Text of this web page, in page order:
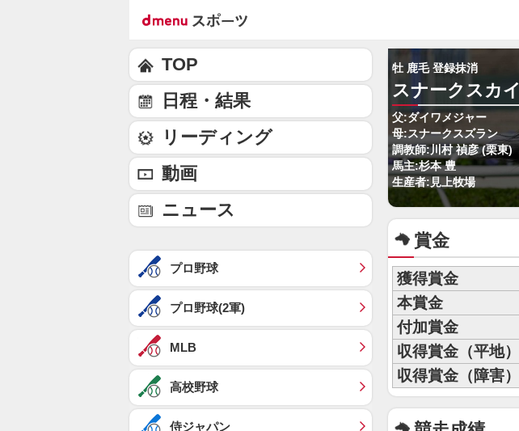
牡 鹿毛 登録抹消
スナークスカイ
父:ダイワメジャー
母:スナークスズラン
調教師:川村 禎彦 (栗東)
馬主:杉本 豊
生産者:見上牧場
賞金
獲得賞金
本賞金
付加賞金
収得賞金（平地）
収得賞金（障害）
TOP
日程・結果
リーディング
動画
ニュース
プロ野球
プロ野球(2軍)
MLB
高校野球
侍ジャパン